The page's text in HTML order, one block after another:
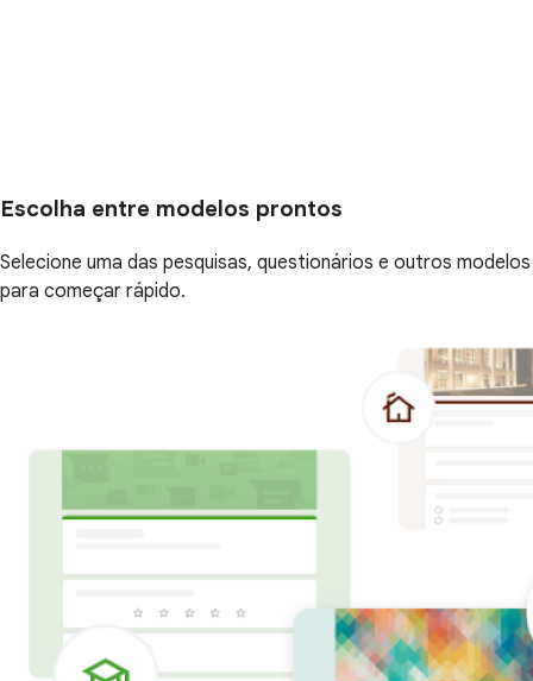
Escolha entre modelos prontos
Selecione uma das pesquisas, questionários e outros modelos
para começar rápido.